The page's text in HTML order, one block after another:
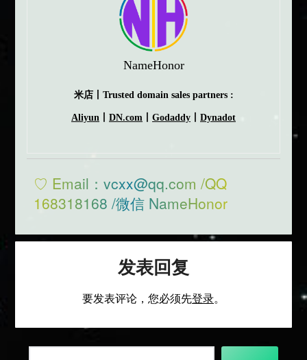
NameHonor
米店丨Trusted domain sales partners :
Aliyun DN.com Godaddy Dynadot
♡ Email：vcxx@qq.com /QQ
168318168 /微信 NameHonor
发表回复
要发表评论，您必须先登录。